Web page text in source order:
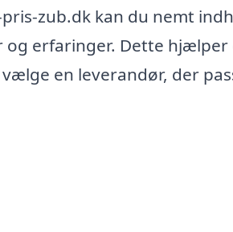
zub.dk kan du nemt
erfaringer. Dette
en leverandør, der